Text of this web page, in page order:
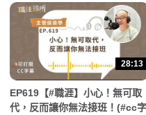
28:13
EP619【#職涯】小心！無可取
代，反而讓你無法接班！(#cc字